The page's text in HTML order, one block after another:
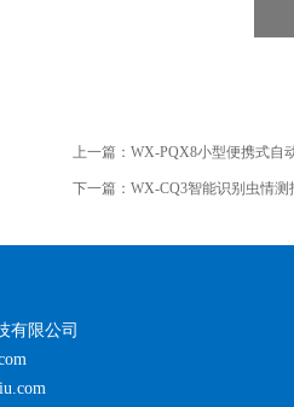
上一篇： WX-PQX8小型便携式自
下一篇： WX-CQ3智能识别虫情测
有限公司